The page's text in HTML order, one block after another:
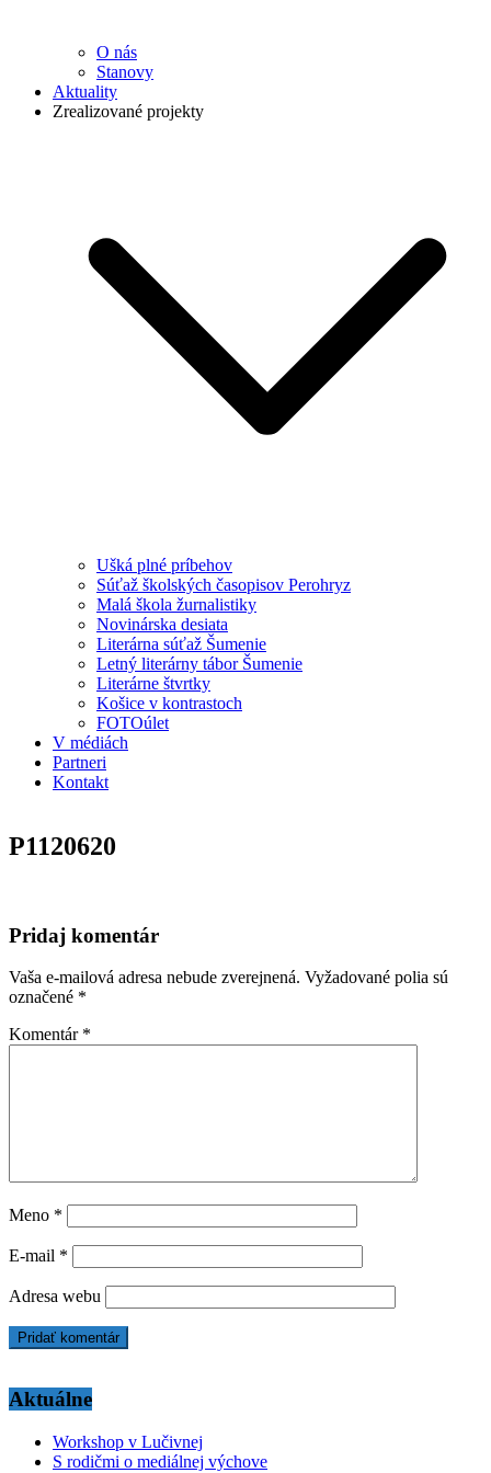
O nás
Stanovy
Aktuality
Zrealizované projekty
Ušká plné príbehov
Súťaž školských časopisov Perohryz
Malá škola žurnalistiky
Novinárska desiata
Literárna súťaž Šumenie
Letný literárny tábor Šumenie
Literárne štvrtky
Košice v kontrastoch
FOTOúlet
V médiách
Partneri
Kontakt
P1120620
Pridaj komentár
Vaša e-mailová adresa nebude zverejnená. Vyžadované polia sú
označené *
Komentár *
Meno *
E-mail *
Adresa webu
Aktuálne
Workshop v Lučivnej
S rodičmi o mediálnej výchove